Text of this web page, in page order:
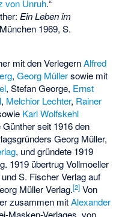
von Unruh.“
Ein Leben im
1969, S.
mit den VerlegernAlfred
,Georg Müllersowie mit
, Stefan George, Ernst
, Melchior Lechter, Rainer
Karl Wolfskehl
seit 1916 den
Georg Müller,
, und gründete 1919
1919 übertrug Vollmoeller
S. Fischer Verlag auf
Müller Verlag.[2] Von
zusammen mitAlexander